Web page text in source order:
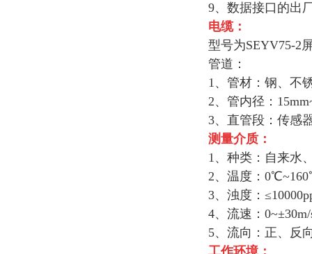
9、数据接口的出
电缆：
型号为SEYV75-2
管道：
1、管材：钢、不
2、管内径：
3、直管段：传感
测量介质：
1、种类：自来水
2、温度：
3、浊度：
4、流速：
5、流向：正、反
工作环境：